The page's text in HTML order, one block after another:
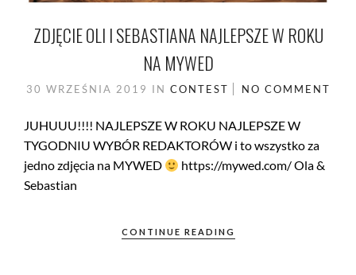
ZDJĘCIE OLI I SEBASTIANA NAJLEPSZE W ROKU
NA MYWED
30 WRZEŚNIA 2019 IN CONTEST NO COMMENT
JUHUUU!!!! NAJLEPSZE W ROKU NAJLEPSZE W
TYGODNIU WYBÓR REDAKTORÓW i to wszystko za
jedno zdjęcia na MYWED
https://mywed.com/ Ola &
Sebastian
CONTINUE READING